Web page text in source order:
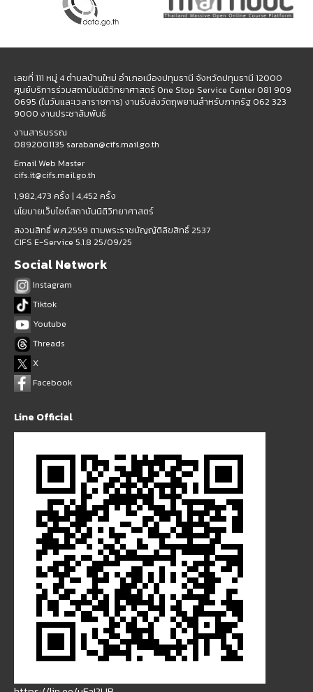
เลขที่ 111 หมู่ 4 ตำบลบ้านใหม่ อำเภอเมืองปทุมธานี จังหวัดปทุมธานี 12000
ศูนย์บริการร่วมสถาบันนิติวิทยาศาสตร์ One Stop Service Center 081 909
0695 (ในวันและเวลาราชการ) งานรับส่งวัตถุพยานสำหรับภาครัฐ 062 323
9000 งานประชาสัมพันธ์
งานสารบรรณ
0892001135 saraban@cifs.mail.go.th
Email Web Master
cifs.it@cifs.mail.go.th
1,982,473 ครั้ง | 4,452 ครั้ง
นโยบายเว็บไซต์สถาบันนิติวิทยาศาสตร์
สงวนสิทธิ์ พ.ศ.2559 ตามพระราชบัญญัติลิขสิทธิ์ 2537
CIFS E-Service 5.1.8 25/09/25
Social Network
Instagram
Tiktok
Youtube
Threads
X
Facebook
Line Official